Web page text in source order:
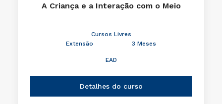
A Criança e a Interação com o Meio
Cursos Livres
Extensão
3 Meses
EAD
Detalhes do curso